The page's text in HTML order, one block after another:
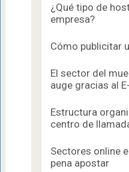
¿Qué tipo de
empresa?
Cómo publicitar
El sector del
auge gracias al
Estructura
centro de
Sectores online
pena apostar